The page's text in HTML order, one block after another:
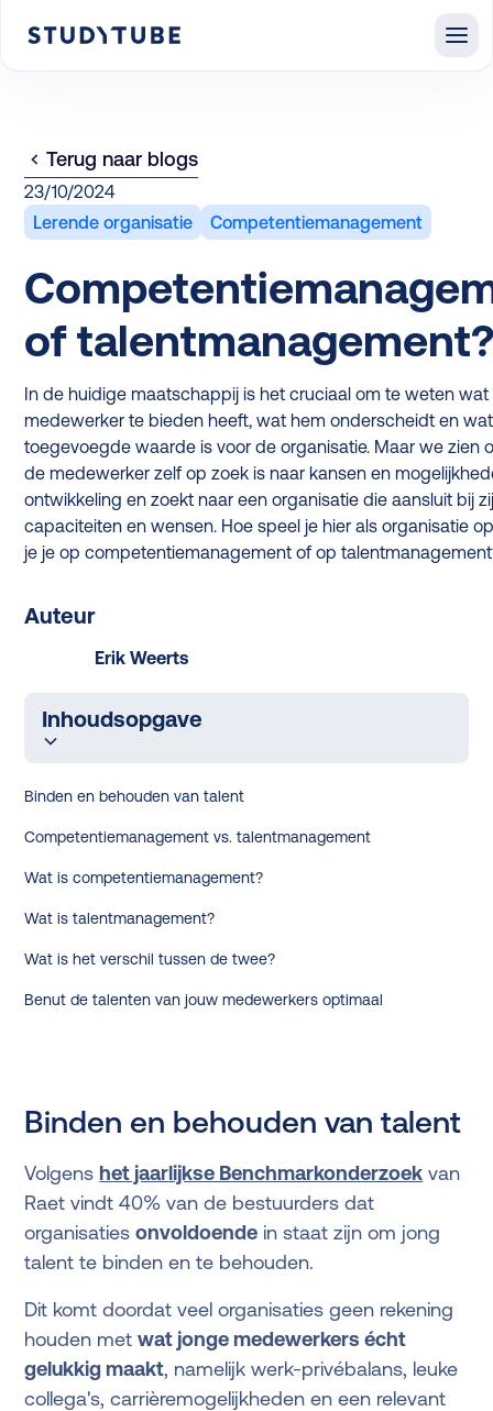
23/10/2024
Lerende organisatie
Competentiemanagement
of
In de huidige maatschappij is het cruciaal om te weten wat
medewerker te bieden heeft, wat hem onderscheidt en
toegevoegde waarde is voor de organisatie. Maar we zien
de medewerker zelf op zoek is naar kansen en
ontwikkeling en zoekt naar een organisatie die aansluit bij
capaciteiten en wensen. Hoe speel je hier als organisatie
je je op competentiemanagement of op
Terug naar blogs
Binden en behouden van talent
Volgens het jaarlijkse Benchmarkonderzoek van
Raet vindt 40% van de bestuurders dat
organisatiesonvoldoende in staat zijn om jong
talent te binden en te behouden.
Dit komt doordat veel organisaties geen rekening
houden metwat jonge medewerkers écht
gelukkig maakt, namelijk werk-privébalans, leuke
collega's, carrièremogelijkheden en een relevant
Auteur
Erik Weerts
Inhoudsopgave
Binden en behouden van talent
Competentiemanagement vs. talentmanagement
Wat is competentiemanagement?
Wat is talentmanagement?
Wat is het verschil tussen de twee?
Benut de talenten van jouw medewerkers optimaal